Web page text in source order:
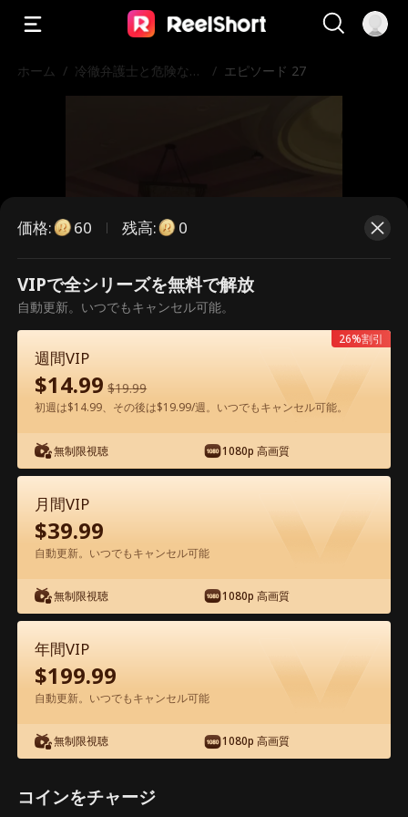
ホーム / 冷徹弁護士と危険な愛
/ エピソード 27
こちらは有料のエピソードです。視
聴いただくには解放が必要です。
60今すぐ解放
アプリ内で無料視聴可能
エピソード27 - 冷徹弁護士と危険な愛の
契約 映画フル
27 28 29 30 31
価格: 60 残高: 0
VIPで全シリーズを無料で解放
自動更新。いつでもキャンセル可能。
週間VIP
$14.99 $19.99
初週は$14.99、その後は$19.99/週。いつでもキャンセル可能。
無制限視聴 1080p 高画質
26%割引
月間VIP
$39.99
自動更新。いつでもキャンセル可能
無制限視聴 1080p 高画質
年間VIP
$199.99
自動更新。いつでもキャンセル可能
無制限視聴 1080p 高画質
コインをチャージ